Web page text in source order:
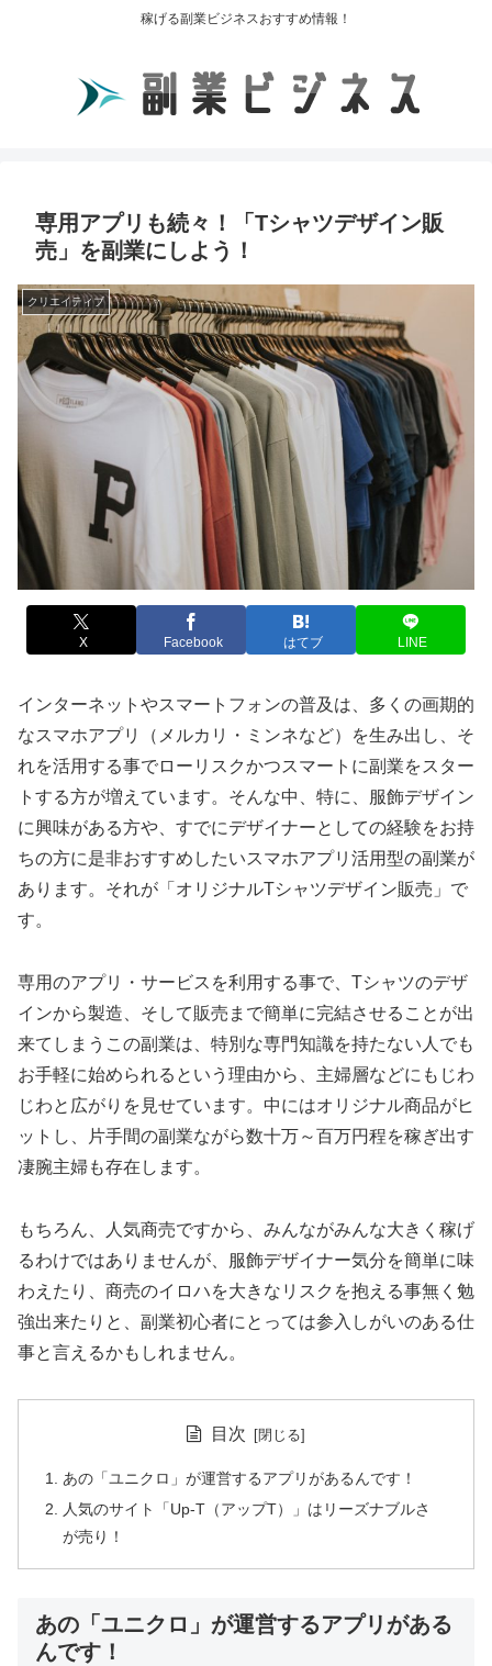
稼げる副業ビジネスおすすめ情報！
専用アプリも続々！「Tシャツデザイン販
売」を副業にしよう！
クリエイティブ
X Facebook はてブ LINE
インターネットやスマートフォンの普及は、多くの画期的
なスマホアプリ（メルカリ・ミンネなど）を生み出し、そ
れを活用する事でローリスクかつスマートに副業をスター
トする方が増えています。そんな中、特に、服飾デザイン
に興味がある方や、すでにデザイナーとしての経験をお持
ちの方に是非おすすめしたいスマホアプリ活用型の副業が
あります。それが「オリジナルTシャツデザイン販売」で
す。
専用のアプリ・サービスを利用する事で、Tシャツのデザ
インから製造、そして販売まで簡単に完結させることが出
来てしまうこの副業は、特別な専門知識を持たない人でも
お手軽に始められるという理由から、主婦層などにもじわ
じわと広がりを見せています。中にはオリジナル商品がヒ
ットし、片手間の副業ながら数十万～百万円程を稼ぎ出す
凄腕主婦も存在します。
もちろん、人気商売ですから、みんながみんな大きく稼げ
るわけではありませんが、服飾デザイナー気分を簡単に味
わえたり、商売のイロハを大きなリスクを抱える事無く勉
強出来たりと、副業初心者にとっては参入しがいのある仕
事と言えるかもしれません。
目次
あの「ユニクロ」が運営するアプリがあるんです！
人気のサイト「Up-T（アップT）」はリーズナブルさ
が売り！
あの「ユニクロ」が運営するアプリがある
んです！